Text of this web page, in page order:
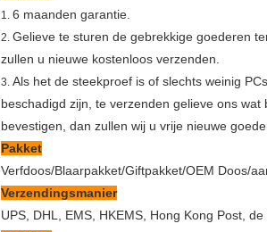
1. 6 maanden garantie.
2. Gelieve te sturen de gebrekkige goederen
zullen u nieuwe kostenloos verzenden.
3. Als het de steekproef is of slechts weinig
beschadigd zijn, te verzenden gelieve ons
bevestigen, dan zullen wij u vrije nieuwe
Pakket
Verfdoos/Blaarpakket/Giftpakket/OEM Doos/
Verzendingsmanier
UPS, DHL, EMS, HKEMS, Hong Kong Post,